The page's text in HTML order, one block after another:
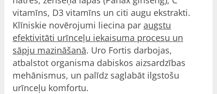
vitamīns, D3 vitamīns un citi augu ekstrakti.
Klīniskie novērojumi liecina paraugstu
efektivitāti urīnceļu iekaisuma procesu un
sāpju mazināšanā. Uro Fortis darbojas,
atbalstot organisma dabiskos aizsardzības
mehānismus, un palīdz saglabāt ilgstošu
urīnceļu komfortu.